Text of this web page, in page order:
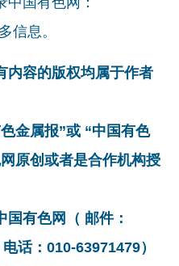
信息。
内容的版权均属于作者
金属报”或 “中国有色
原创或者是合作机构授
有色网（ 邮件：
话：010-63971479）